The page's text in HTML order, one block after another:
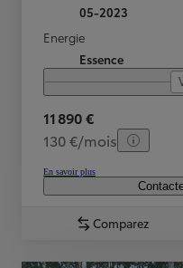
05-2023
Energie
Essence
11 890 €
130 €/mois
En savoir plus
Comparez